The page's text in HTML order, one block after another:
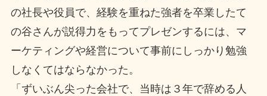
の社長や役員で、経験を重ねた強者を卒業したて
の谷さんが説得力をもってプレゼンするには、マ
ーケティングや経営について事前にしっかり勉強
しなくてはならなかった。
「ずいぶん尖った会社で、当時は３年で辞める人